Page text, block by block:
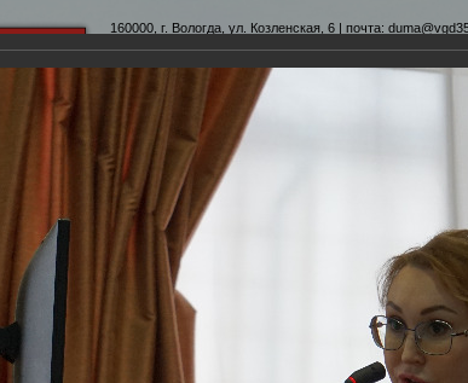
160000, г. Вологда, ул. Козленская, 6 | почта:
официальный сайт www.duma-vologda.ru
График приема Депутатские